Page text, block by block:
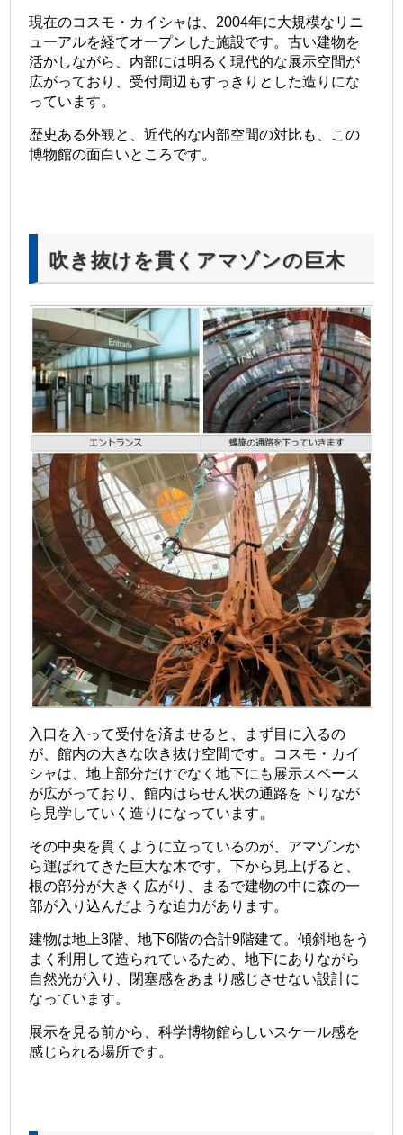
現在のコスモ・カイシャは、2004年に大規模なリニ
ューアルを経てオープンした施設です。古い建物を
活かしながら、内部には明るく現代的な展示空間が
広がっており、受付周辺もすっきりとした造りにな
っています。
歴史ある外観と、近代的な内部空間の対比も、この
博物館の面白いところです。
吹き抜けを貫くアマゾンの巨木
入口を入って受付を済ませると、まず目に入るの
が、館内の大きな吹き抜け空間です。コスモ・カイ
シャは、地上部分だけでなく地下にも展示スペース
が広がっており、館内はらせん状の通路を下りなが
ら見学していく造りになっています。
その中央を貫くように立っているのが、アマゾンか
ら運ばれてきた巨大な木です。下から見上げると、
根の部分が大きく広がり、まるで建物の中に森の一
部が入り込んだような迫力があります。
建物は地上3階、地下6階の合計9階建て。傾斜地をう
まく利用して造られているため、地下にありながら
自然光が入り、閉塞感をあまり感じさせない設計に
なっています。
展示を見る前から、科学博物館らしいスケール感を
感じられる場所です。